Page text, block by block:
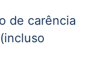
de carência